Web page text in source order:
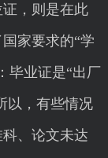
，则是在此
家要求的“学
毕业证是“出厂
以，有些情况
、论文未达